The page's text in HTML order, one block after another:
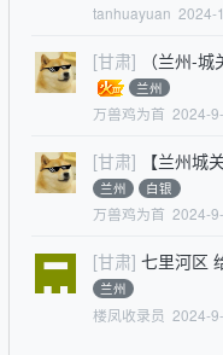
tanhuayuan 2024-
[甘肃] （兰州-
兰州
万兽鸡为首 2024-
[甘肃] 【兰州城
兰州 白银
万兽鸡为首 2024-
[甘肃] 七里河区
兰州
楼凤收录员 2024-